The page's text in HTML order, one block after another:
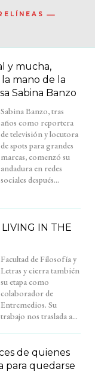
y mucha,
mano de la
Sabina Banzo
sociales después...
IN THE
trabajo nos traslada a...
de quienes
para quedarse